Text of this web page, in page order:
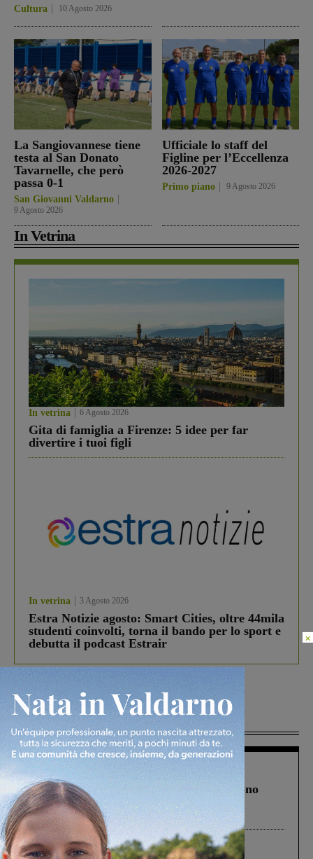
Cultura 10 Agosto 2026
La Sangiovannese tiene
testa al San Donato
Tavarnelle, che però
passa 0-1
San Giovanni Valdarno
9 Agosto 2026
Ufficiale lo staff del
Figline per l’Eccellenza
2026-2027
Primo piano 9 Agosto 2026
In Vetrina
In vetrina 6 Agosto 2026
Gita di famiglia a Firenze: 5 idee per far
divertire i tuoi figli
In vetrina 3 Agosto 2026
Estra Notizie agosto: Smart Cities, oltre 44mila
studenti coinvolti, torna il bando per lo sport e
debutta il podcast Estrair
Più lette
Cronaca 4 Agosto 2026
Un anno fa la strage in A1 in cui morirono
Gianni, Giulia e Franco. Lo schianto, il
processo, lo stop ai sorpassi fra tir....
Cronaca 3 Agosto 2026
×